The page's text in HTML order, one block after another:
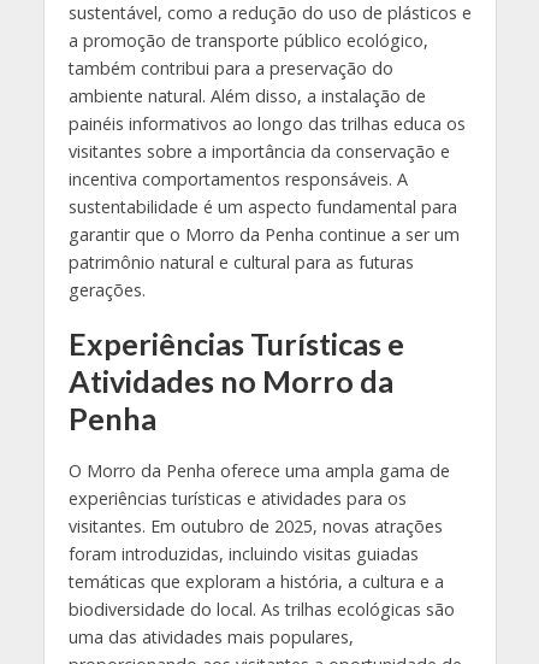
sustentável, como a redução do uso de plásticos e
a promoção de transporte público ecológico,
também contribui para a preservação do
ambiente natural. Além disso, a instalação de
painéis informativos ao longo das trilhas educa os
visitantes sobre a importância da conservação e
incentiva comportamentos responsáveis. A
sustentabilidade é um aspecto fundamental para
garantir que o Morro da Penha continue a ser um
patrimônio natural e cultural para as futuras
gerações.
Experiências Turísticas e
Atividades no Morro da
Penha
O Morro da Penha oferece uma ampla gama de
experiências turísticas e atividades para os
visitantes. Em outubro de 2025, novas atrações
foram introduzidas, incluindo visitas guiadas
temáticas que exploram a história, a cultura e a
biodiversidade do local. As trilhas ecológicas são
uma das atividades mais populares,